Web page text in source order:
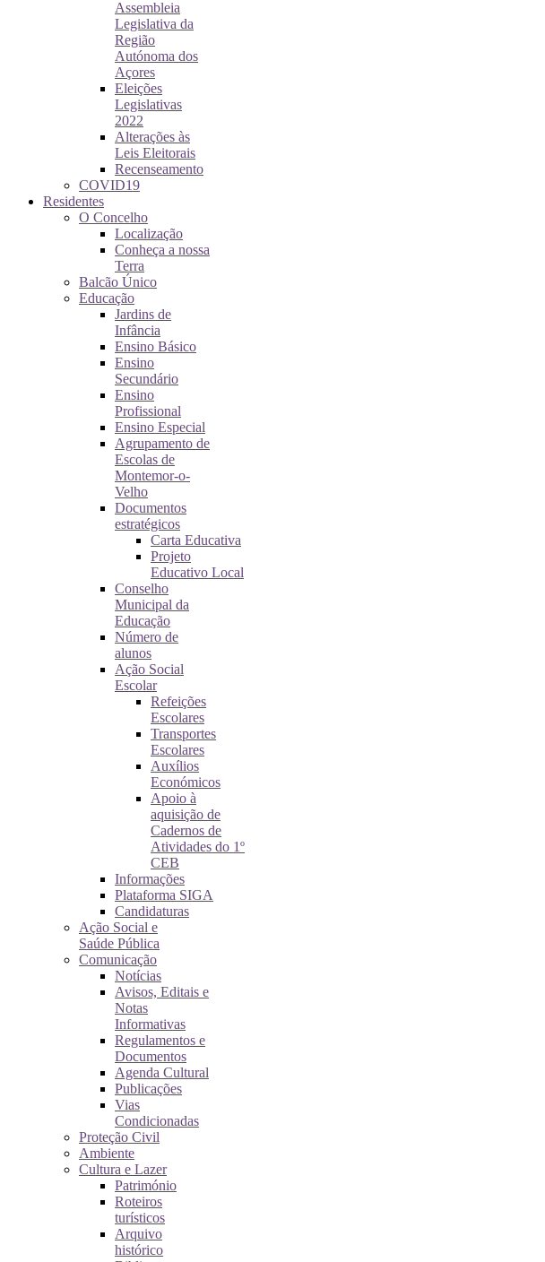
Assembleia
Legislativa da
Região
Autónoma dos
Açores
Eleições
Legislativas
2022
Alterações às
Leis Eleitorais
Recenseamento
COVID19
Residentes
O Concelho
Localização
Conheça a nossa
Terra
Balcão Único
Educação
Jardins de
Infância
Ensino Básico
Ensino
Secundário
Ensino
Profissional
Ensino Especial
Agrupamento de
Escolas de
Montemor-o-
Velho
Documentos
estratégicos
Carta Educativa
Projeto
Educativo Local
Conselho
Municipal da
Educação
Número de
alunos
Ação Social
Escolar
Refeições
Escolares
Transportes
Escolares
Auxílios
Económicos
Apoio à
aquisição de
Cadernos de
Atividades do 1º
CEB
Informações
Plataforma SIGA
Candidaturas
Ação Social e
Saúde Pública
Comunicação
Notícias
Avisos, Editais e
Notas
Informativas
Regulamentos e
Documentos
Agenda Cultural
Publicações
Vias
Condicionadas
Proteção Civil
Ambiente
Cultura e Lazer
Património
Roteiros
turísticos
Arquivo
histórico